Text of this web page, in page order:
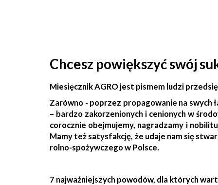
Chcesz powiększyć swój
Miesięcznik AGRO jest pismem ludzi
Zarówno - poprzez propagowanie na swych
– bardzo zakorzenionych i cenionych w
corocznie obejmujemy, nagradzamy i
Mamy też satysfakcję, że udaje nam się
rolno-spożywczego w Polsce.
7 najważniejszych powodów, dla których